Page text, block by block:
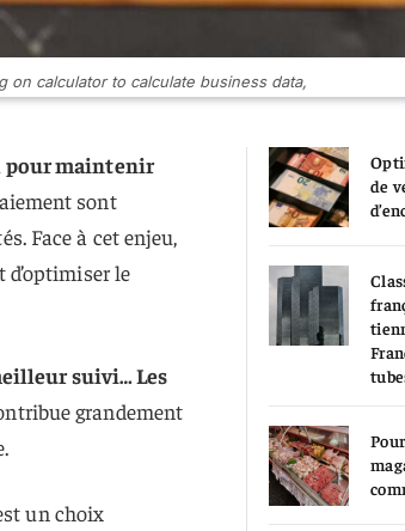
calculator to calculate business data,
pour maintenir
sont
Face à cet enjeu,
le
suivi… Les
grandement
un choix
de